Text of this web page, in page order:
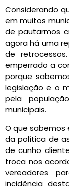
Considerando
em muitos
de pautarmos
agora há uma
de
emperrado a
porque
legislação e o
pela
municipais.
O que sabemos
da política de
de cunho
troca nos
vereadores
incidência